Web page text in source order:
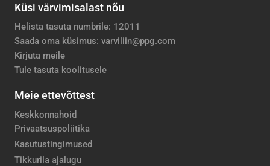
Küsi värvimisalast nõu
Helista tasuta numbrile: 12011
Saada oma küsimus: varviliin@ppg.com
Kirjuta meile
Tule tasuta koolitusele
Meie ettevõttest
Keskkonnahoid
Privaatsuspoliitika
Kasutustingimused
Tikkurila ajalugu